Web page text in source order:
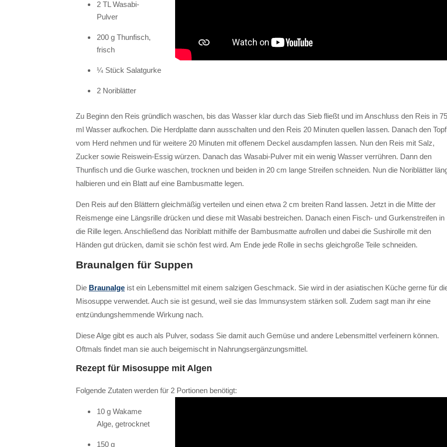
2 TL Wasabi-
Pulver
200 g Thunfisch,
frisch
¼ Stück Salatgurke
2 Noriblätter
Zu Beginn den Reis gründlich waschen, bis das Wasser klar durch das Sieb fließt und im Anschluss den Reis in 75
ml Wasser aufkochen. Die Herdplatte dann ausschalten und den Reis 20 Minuten quellen lassen. Danach den Topf
vom Herd nehmen und für weitere 20 Minuten mit offenem Deckel ausdampfen lassen. Nun den Reis mit Salz,
Zucker sowie Reiswein-Essig würzen. Danach das Wasabi-Pulver mit ein wenig Wasser verrühren. Dann den
Thunfisch und die Gurke waschen, trocknen und beiden in 20 cm lange Streifen schneiden. Nun die Noriblätter
halbieren und ein Blatt auf eine Bambusmatte legen.
Den Reis auf den Blättern gleichmäßig verteilen und einen etwa 2 cm breiten Rand lassen. Jetzt in die Mitte der
Reismenge eine Längsrille drücken und diese mit Wasabi bestreichen. Danach einen Fisch- und Gurkenstreifen in
die Rille legen. Anschließend das Noriblatt mithilfe der Bambusmatte aufrollen und dabei die Sushirolle mit den
Händen gut drücken, damit sie schön fest wird. Am Ende jede Rolle in sechs gleichgroße Teile schneiden.
Braunalgen für Suppen
Die Braunalge ist ein Lebensmittel mit einem salzigen Geschmack. Sie wird in der asiatischen Küche gerne für
Misosuppe verwendet. Auch sie ist gesund, weil sie das Immunsystem stärken soll. Zudem sagt man ihr eine
entzündungshemmende Wirkung nach.
Diese Alge gibt es auch als Pulver, sodass Sie damit auch Gemüse und andere Lebensmittel verfeinern können.
Oftmals findet man sie auch beigemischt in Nahrungsergänzungsmittel.
Rezept für Misosuppe mit Algen
Folgende Zutaten werden für 2 Portionen benötigt:
10 g Wakame
Alge, getrocknet
150 g